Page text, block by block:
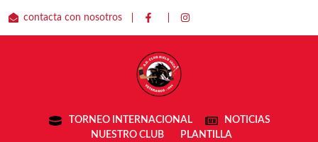
contacta con nosotros
TORNEO INTERNACIONAL
NOTICIAS
NUESTRO CLUB
PLANTILLA